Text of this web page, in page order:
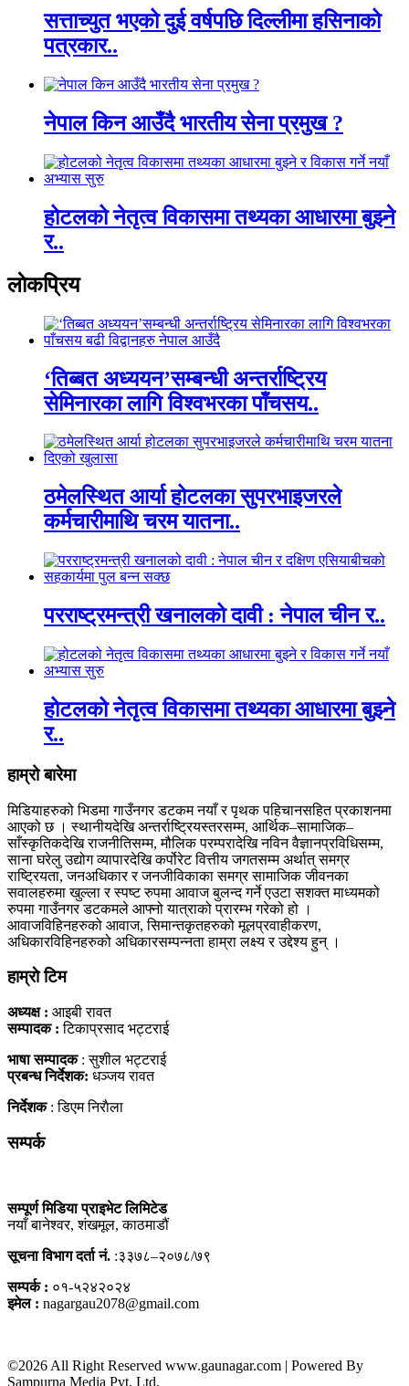
सत्ताच्युत भएको दुई वर्षपछि दिल्लीमा हसिनाको
पत्रकार..
नेपाल किन आउँदै भारतीय सेना प्रमुख ?
होटलको नेतृत्व विकासमा तथ्यका आधारमा बुझ्ने
र..
लाेकप्रिय
‘तिब्बत अध्ययन’सम्बन्धी अन्तर्राष्ट्रिय
सेमिनारका लागि विश्वभरका पाँचसय..
ठमेलस्थित आर्या होटलका सुपरभाइजरले
कर्मचारीमाथि चरम यातना..
परराष्ट्रमन्त्री खनालको दावी : नेपाल चीन र..
होटलको नेतृत्व विकासमा तथ्यका आधारमा बुझ्ने
र..
हाम्रो बारेमा
मिडियाहरुको भिडमा गाउँनगर डटकम नयाँ र पृथक पहिचानसहित प्रकाशनमा
आएको छ । स्थानीयदेखि अन्तर्राष्ट्रियस्तरसम्म, आर्थिक–सामाजिक–
साँस्कृतिकदेखि राजनीतिसम्म, मौलिक परम्परादेखि नविन वैज्ञानप्रविधिसम्म,
साना घरेलु उद्योग व्यापारदेखि कर्पोरेट वित्तीय जगतसम्म अर्थात् समग्र
राष्ट्रियता, जनअधिकार र जनजीविकाका समग्र सामाजिक जीवनका
सवालहरुमा खुल्ला र स्पष्ट रुपमा आवाज बुलन्द गर्ने एउटा सशक्त माध्यमको
रुपमा गाउँनगर डटकमले आफ्नो यात्राको प्रारम्भ गरेको हो ।
आवाजविहिनहरुको आवाज, सिमान्तकृतहरुको मूलप्रवाहीकरण,
अधिकारविहिनहरुको अधिकारसम्पन्नता हाम्रा लक्ष्य र उद्देश्य हुन् ।
हाम्राे टिम
अध्यक्ष : आइबी रावत
सम्पादक :टिकाप्रसाद भट्टराई
भाषा सम्पादक: सुशील भट्टराई
प्रबन्ध निर्देशक: धञ्जय रावत
निर्देशक: डिएम निराैला
सम्पर्क
सम्पूर्ण मिडिया प्राइभेट लिमिटेड
नयाँ बानेश्वर, शंखमूल, काठमाडौं
सूचना विभाग दर्ता नं. :३३७८–२०७८/७९
सम्पर्क : ०१-५२४२०२४
इमेल : nagargau2078@gmail.com
©2026 All Right Reserved www.gaunagar.com | Powered By
Sampurna Media Pvt. Ltd.